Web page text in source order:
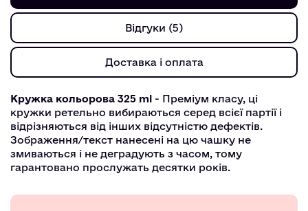
Відгуки (5)
Доставка і оплата
Кружка кольорова 325 ml - Преміум класу, ці
кружки ретельно вибираються серед всієї партії і
відрізняються від інших відсутністю дефектів.
Зображення/текст нанесені на цю чашку не
змиваються і не деградують з часом, тому
гарантовано прослужать десятки років.